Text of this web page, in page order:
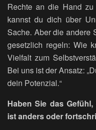
Rechte an die Hand zu
kannst du dich über
Sache. Aber die andere
gesetzlich regeln: Wie
Vielfalt zum
Bei uns ist der Ansatz:
dein Potenzial.“
Haben Sie das
ist anders oder